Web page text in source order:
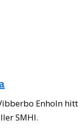
Enholn
SMHI.